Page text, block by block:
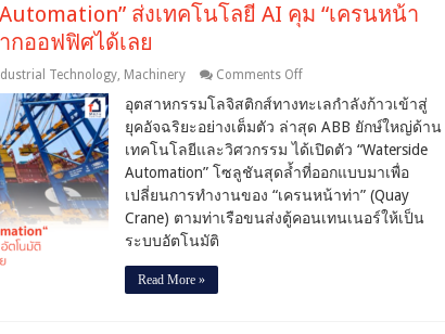
ส่งเทคโนโลยี AI คุม “เครนหน้า
กออฟฟิศได้เลย
Technology, Machinery Comments Offon
เปิด
ตัว
“Waterside
Automation”
ส่ง
เทคโนโลยี
AI
อุตสาหกรรมโลจิสติกส์ทางทะเลกำลังก้าวเข้าสู่
ยุคอัจฉริยะอย่างเต็มตัว ล่าสุด ABB ยักษ์ใหญ่ด้าน
เทคโนโลยีและวิศวกรรม ได้เปิดตัว “Waterside
Automation” โซลูชันสุดล้ำที่ออกแบบมาเพื่อ
เปลี่ยนการทำงานของ “เครนหน้าท่า” (Quay
Crane) ตามท่าเรือขนส่งตู้คอนเทนเนอร์ให้เป็น
ระบบอัตโนมัติ
Read More »